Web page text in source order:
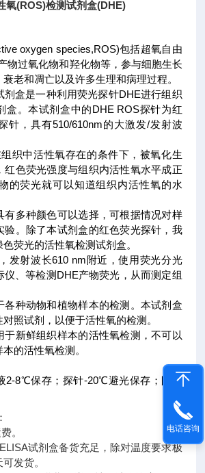
氧(ROS)检测试剂盒(DHE)
oxygen species,ROS)包括超氧自由
物过氧化物和羟化物等，参与细胞生长
老和凋亡以及许多生理和病理过程。
剂盒是一种利用荧光探针DHE进行组织
盒。本试剂盒中的DHE ROS探针为红
针，具有510/610nm的大激发/发射波
织中活性氧存在的条件下，被氧化生
红色荧光强度与组织内活性氧水平成正
的荧光就可以知道组织内活性氧的水
有多种颜色可以选择，可根据情况对样
验。除了本试剂盒的红色荧光探针，我
荧光的活性氧检测试剂盒。
发射波长610 nm附近，使用荧光分光
仪、等检测DHE产物荧光，从而测定组
各种动物和植物样本的检测。本试剂盒
照试剂，以便于活性氧的检测。
于新鲜组织样本的活性氧检测，不可以
的活性氧检测。
2-8℃保存；探针-20℃避光保存；阳性
。
试剂盒备货充足，除对温度要求极
发货。
电话咨询